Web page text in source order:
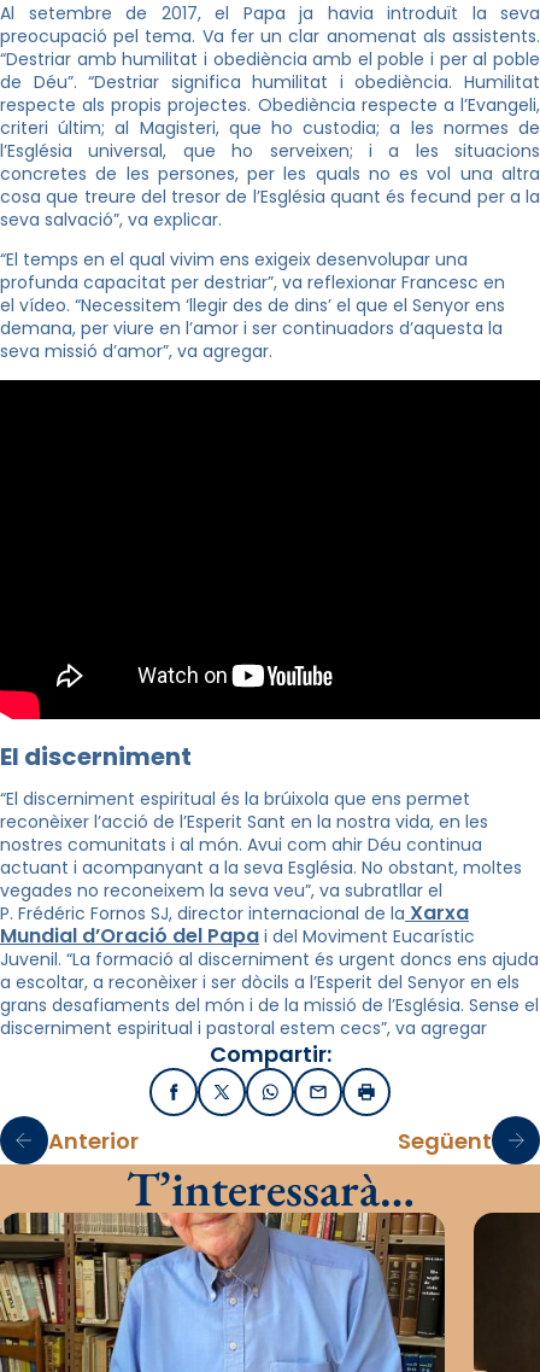
Al setembre de 2017, el Papa ja havia introduït la seva
preocupació pel tema. Va fer un clar anomenat als assistents.
“Destriar amb humilitat i obediència amb el poble i per al poble
de Déu”. “Destriar significa humilitat i obediència. Humilitat
respecte als propis projectes. Obediència respecte a l’Evangeli,
criteri últim; al Magisteri, que ho custodia; a les normes de
l’Església universal, que ho serveixen; i a les situacions
concretes de les persones, per les quals no es vol una altra
cosa que treure del tresor de l’Església quant és fecund per a la
seva salvació”, va explicar.
“El temps en el qual vivim ens exigeix desenvolupar una
profunda capacitat per destriar”, va reflexionar Francesc en
el vídeo. “Necessitem ‘llegir des de dins’ el que el Senyor ens
demana, per viure en l’amor i ser continuadors d’aquesta la
seva missió d’amor”, va agregar.
El discerniment
“El discerniment espiritual és la brúixola que ens permet
reconèixer l’acció de l’Esperit Sant en la nostra vida, en les
nostres comunitats i al món. Avui com ahir Déu continua
actuant i acompanyant a la seva Església. No obstant, moltes
vegades no reconeixem la seva veu”, va subratllar el
P. Frédéric Fornos SJ, director internacional de la Xarxa
Mundial d’Oració del Papa i del Moviment Eucarístic
Juvenil. “La formació al discerniment és urgent doncs ens ajuda
a escoltar, a reconèixer i ser dòcils a l’Esperit del Senyor en els
grans desafiaments del món i de la missió de l’Església. Sense el
discerniment espiritual i pastoral estem cecs”, va agregar
Compartir:
FacebookX / TwitterWhatsApp
EmailImprimir
Anterior Següent
T’interessarà…